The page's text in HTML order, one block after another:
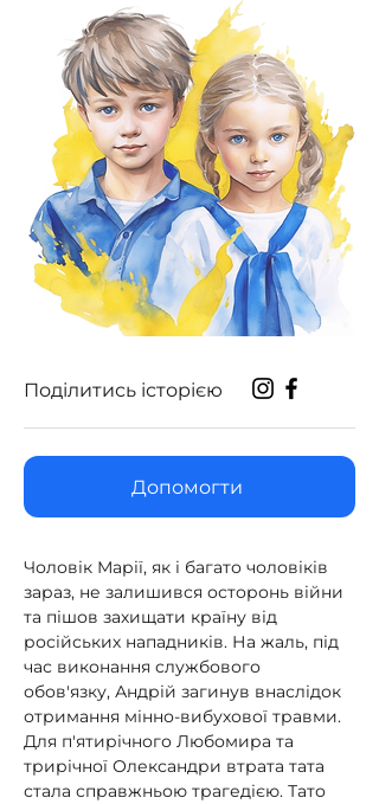
Поділитись історією
Допомогти
Чоловік Марії, як і багато чоловіків
зараз, не залишився осторонь війни
та пішов захищати країну від
російських нападників. На жаль, під
час виконання службового
обов'язку, Андрій загинув внаслідок
отримання мінно-вибухової травми.
Для п'ятирічного Любомира та
трирічної Олександри втрата тата
стала справжньою трагедією. Тато